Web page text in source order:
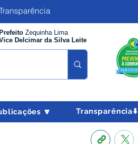
Prefeito Zequinha Lima
Delcimar da Silva Leite
🔽 Transparência⬇️